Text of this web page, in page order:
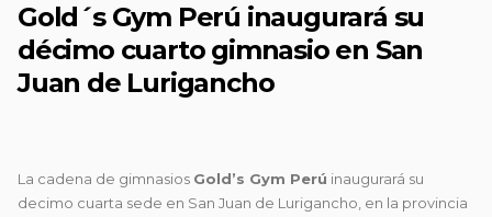
Gold´s Gym Perú inaugurará su
décimo cuarto gimnasio en San
Juan de Lurigancho
La cadena de gimnasios Gold’s Gym Perú inaugurará su
decimo cuarta sede en San Juan de Lurigancho, en la provincia